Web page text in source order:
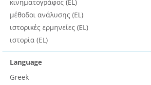
κινηματογράφος (EL)
μέθοδοι ανάλυσης (EL)
ιστορικές ερμηνείες (EL)
ιστορία (EL)
Language
Greek